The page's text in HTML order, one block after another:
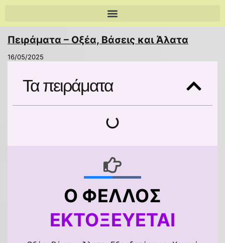
Πειράματα – Οξέα, Βάσεις και Άλατα
16/05/2025
Τα πειράματα
Ο ΦΕΛΛΌΣ
ΕΚΤΟΞΕΎΕΤΑΙ